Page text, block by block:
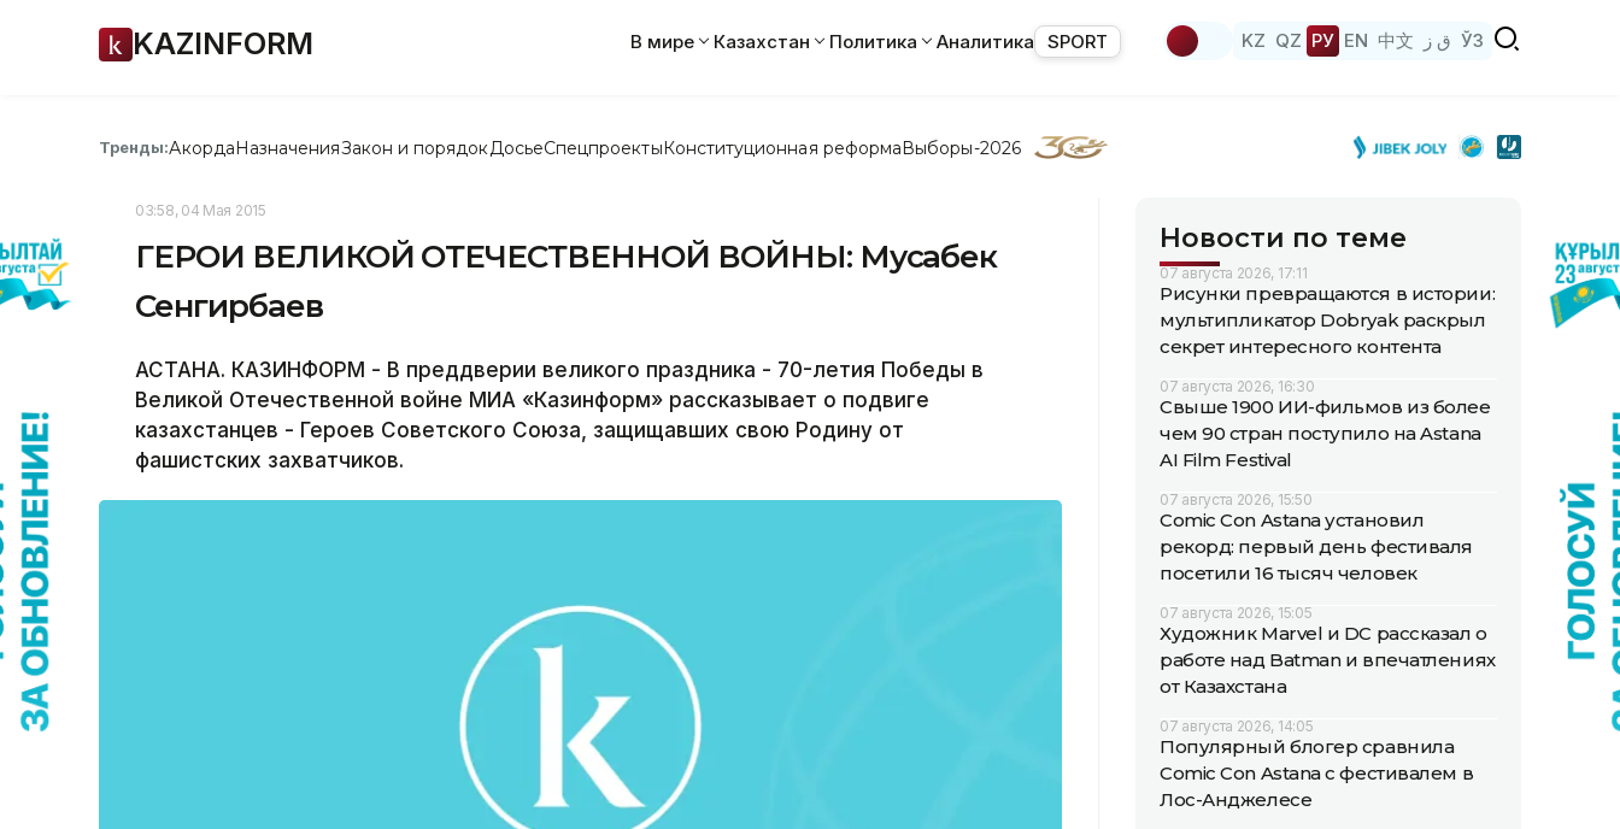
KAZINFORM В мире Казахстан Политика Аналитика SPORT KZ QZ РУ EN 中文 ق ز ЎЗ
Тренды:АкордаНазначенияЗакон и порядок ДосьеСпецпроектыКонституционная реформаВыборы-2026
03:58, 04 Мая 2015
ГЕРОИ ВЕЛИКОЙ ОТЕЧЕСТВЕННОЙ ВОЙНЫ: Мусабек
Сенгирбаев
АСТАНА. КАЗИНФОРМ - В преддверии великого праздника - 70-летия Победы в
Великой Отечественной войне МИА «Казинформ» рассказывает о подвиге
казахстанцев - Героев Советского Союза, защищавших свою Родину от
фашистских захватчиков.
Новости по теме
07 августа 2026, 17:11
Рисунки превращаются в истории:
мультипликатор Dobryak раскрыл
секрет интересного контента
07 августа 2026, 16:30
Свыше 1900 ИИ-фильмов из более
чем 90 стран поступило на Astana
AI Film Festival
07 августа 2026, 15:50
Comic Con Astana установил
рекорд: первый день фестиваля
посетили 16 тысяч человек
07 августа 2026, 15:05
Художник Marvel и DC рассказал о
работе над Batman и впечатлениях
от Казахстана
07 августа 2026, 14:05
Популярный блогер сравнила
Comic Con Astana с фестивалем в
Лос-Анджелесе